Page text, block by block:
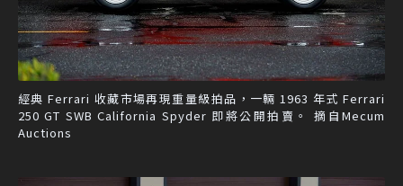
經典 Ferrari 收藏市場再現重量級拍品，一輛 1963 年式 Ferrari
250 GT SWB California Spyder 即將公開拍賣。 摘自Mecum
Auctions